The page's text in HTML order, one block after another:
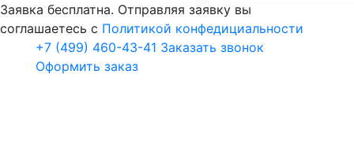
Заявка бесплатна. Отправляя заявку вы
соглашаетесь с Политикой конфедициальности
+7 (499) 460-43-41 Заказать звонок
Оформить заказ